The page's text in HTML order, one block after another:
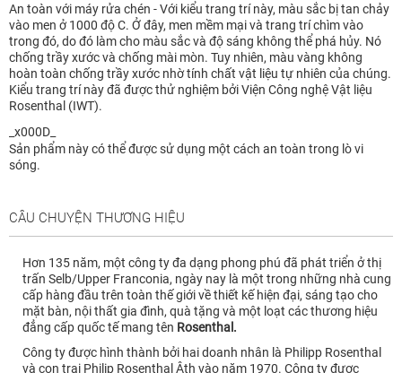
An toàn với máy rửa chén - Với kiểu trang trí này, màu sắc bị tan chảy
vào men ở 1000 độ C. Ở đây, men mềm mại và trang trí chìm vào
trong đó, do đó làm cho màu sắc và độ sáng không thể phá hủy. Nó
chống trầy xước và chống mài mòn. Tuy nhiên, màu vàng không
hoàn toàn chống trầy xước nhờ tính chất vật liệu tự nhiên của chúng.
Kiểu trang trí này đã được thử nghiệm bởi Viện Công nghệ Vật liệu
Rosenthal (IWT).
_x000D_
Sản phẩm này có thể được sử dụng một cách an toàn trong lò vi
sóng.
CÂU CHUYỆN THƯƠNG HIỆU
Hơn 135 năm, một công ty đa dạng phong phú đã phát triển ở thị
trấn Selb/Upper Franconia, ngày nay là một trong những nhà cung
cấp hàng đầu trên toàn thế giới về thiết kế hiện đại, sáng tạo cho
mặt bàn, nội thất gia đình, quà tặng và một loạt các thương hiệu
đẳng cấpquốc tế mang tên Rosenthal.
Công ty được hình thành bởi hai doanh nhân là Philipp Rosenthal
và con trai Philip Rosenthal Âth vào năm 1970. Công ty được